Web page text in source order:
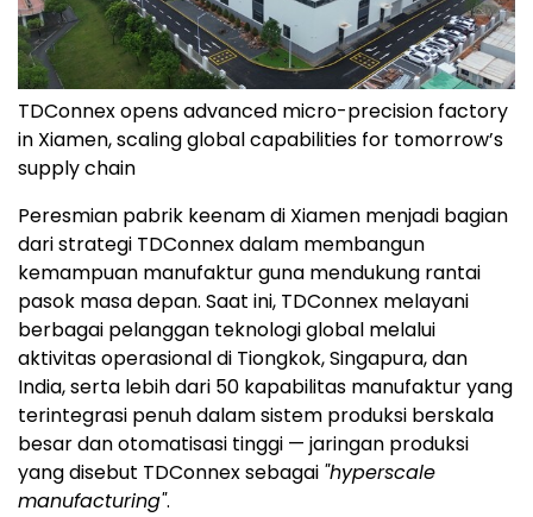
TDConnex opens advanced micro-precision factory
in Xiamen, scaling global capabilities for tomorrow’s
supply chain
Peresmian pabrik keenam di Xiamen menjadi bagian
dari strategi TDConnex dalam membangun
kemampuan manufaktur guna mendukung rantai
pasok masa depan. Saat ini, TDConnex melayani
berbagai pelanggan teknologi global melalui
aktivitas operasional di Tiongkok, Singapura, dan
India, serta lebih dari 50 kapabilitas manufaktur yang
terintegrasi penuh dalam sistem produksi berskala
besar dan otomatisasi tinggi — jaringan produksi
yang disebut TDConnex sebagai "hyperscale
manufacturing".